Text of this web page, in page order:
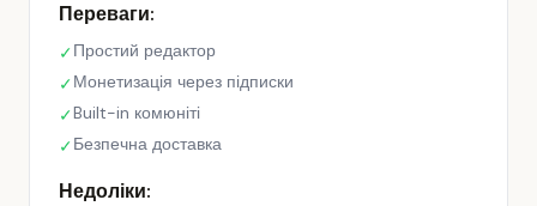
Переваги:
✓Простий редактор
✓Монетизація через підписки
✓Built-in комюніті
✓Безпечна доставка
Недоліки: